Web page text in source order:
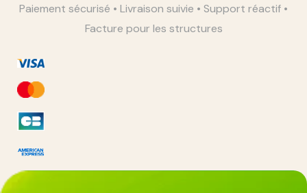
Paiement sécurisé • Livraison suivie • Support réactif •
Facture pour les structures